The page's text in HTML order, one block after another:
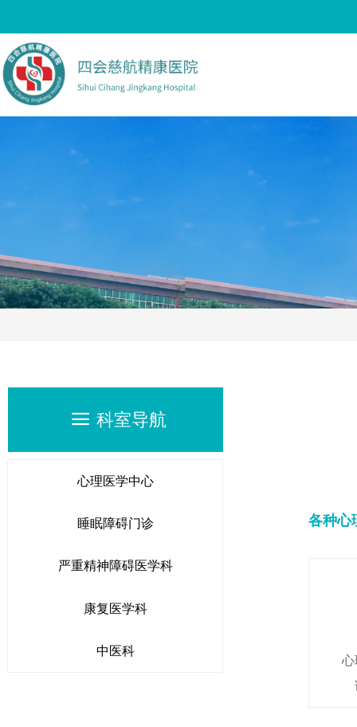
끀 科室导航
心理医学中心
睡眠障碍门诊
严重精神障碍医学科
康复医学科
中医科
各种心